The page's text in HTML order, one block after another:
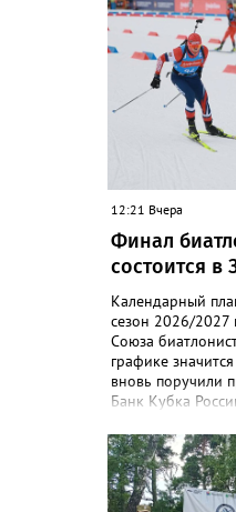
12:21 Вчера
Финал
состоится в
Календарный
сезон 2026/2027
Союза
графике
вновь поручили
Банк Кубка
страны
года. В
зрелищные
преследования и